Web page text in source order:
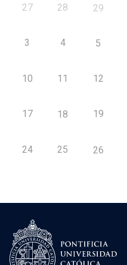
27 28 29
3 4 5
10 11 12
17 18 19
24 25 26